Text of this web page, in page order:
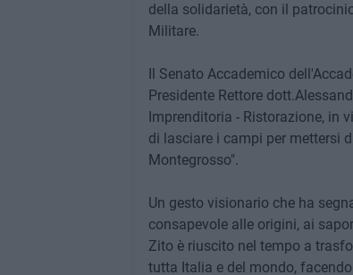
della solidarietà, con il
Militare.
Il Senato Accademico
Presidente Rettore
Imprenditoria - Ristorazione, in
di lasciare i campi per mettersi
Montegrosso".
Un gesto visionario che ha
consapevole alle origini, ai
Zito è riuscito nel tempo a
tutta Italia e del mondo,